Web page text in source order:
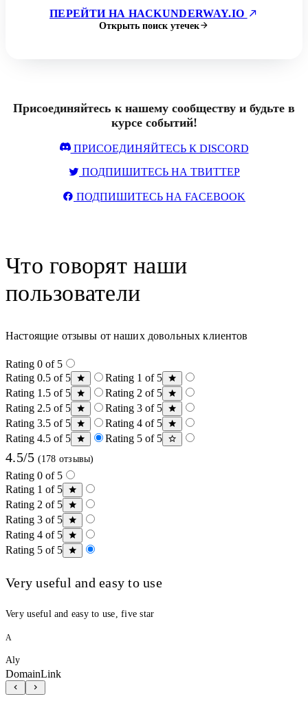
ПЕРЕЙТИ НА HACKUNDERWAY.IO
Открыть поиск утечек
Присоединяйтесь к нашему сообществу и будьте в
курсе событий!
ПРИСОЕДИНЯЙТЕСЬ К DISCORD
ПОДПИШИТЕСЬ НА ТВИТТЕР
ПОДПИШИТЕСЬ НА FACEBOOK
Что говорят наши
пользователи
Настоящие отзывы от наших довольных клиентов
Rating 0 of 5
Rating 0.5 of 5
Rating 1 of 5
Rating 1.5 of 5
Rating 2 of 5
Rating 2.5 of 5
Rating 3 of 5
Rating 3.5 of 5
Rating 4 of 5
Rating 4.5 of 5
Rating 5 of 5
4.5/5 (178 отзывы)
Rating 0 of 5
Rating 1 of 5
Rating 2 of 5
Rating 3 of 5
Rating 4 of 5
Rating 5 of 5
Very useful and easy to use
Very useful and easy to use, five star
A
Aly
DomainLink